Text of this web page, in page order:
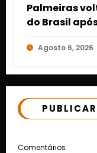
Palmeiras
do Brasil
retrospecto
Agosto 6, 2026
Comentários